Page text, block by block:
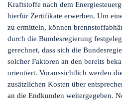
Kraftstoffe nach dem
hierfür Zertifikate erwerben. Um
zu ermitteln, können
durch die Bundesregierung
gerechnet, dass sich die
solcher Faktoren an den bereits
orientiert. Voraussichtlich werden
zusätzlichen Kosten über
an die Endkunden weitergegeben.